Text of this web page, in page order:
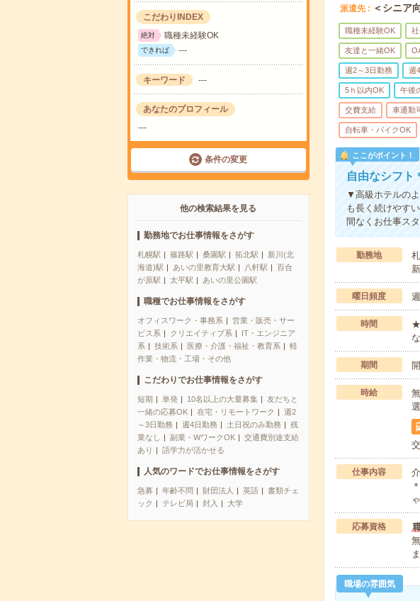
こだわりINDEX
絶対 職種未経験OK
できれば ---
キーワード ---
あなたのプロフィール
---
条件の変更
他の検索結果を見る
勤務地でお仕事情報をさがす
札幌駅 篠路駅 桑園駅 拓北駅
新川(北
海道)駅
あいの里教育大駅 八軒駅
百合
が原駅
太平駅 あいの里公園駅
職種でお仕事情報をさがす
オフィスワーク・事務系
営業・販売・サー
ビス系
クリエイティブ系
IT・エンジニア
系
技術系 医療・介護・福祉・教育系
軽
作業・物流・工場・その他
こだわりでお仕事情報をさがす
短期 単発 10名以上の大量募集
友だちと
一緒の応募OK
在宅・リモートワーク
週2
～3日勤務
週4日勤務 土日祝のみ勤務
残
業なし
副業・WワークOK
交通費別途支給
あり
語学力が活かせる
人気のワードでお仕事情報をさがす
急募 年齢不問 財団法人 英語
書類チェ
ック
テレビ局 封入 大学
派遣先 ＜シニア
職種未経験OK
友達と一緒OK
週2～3日勤務 週
5ｈ以内OK 午後
交費支給 車通勤
自転車・バイクOK
ここがポイント！
自由なシフト
▼高級ホテルの
も長く続けやす
間なくお仕事ス
勤務地
曜日頻度
時間
期間
時給
仕事内容
応募資格
職場の雰囲気